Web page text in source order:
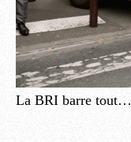
La BRI barre tout…